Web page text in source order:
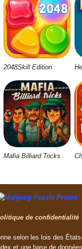
2048Skill Edition
Mafia Billiard Tricks
de confidentialité
selon les lois des
et une base de